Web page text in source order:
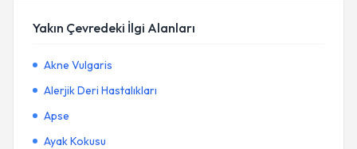
Yakın Çevredeki İlgi Alanları
Akne Vulgaris
Alerjik Deri Hastalıkları
Apse
Ayak Kokusu